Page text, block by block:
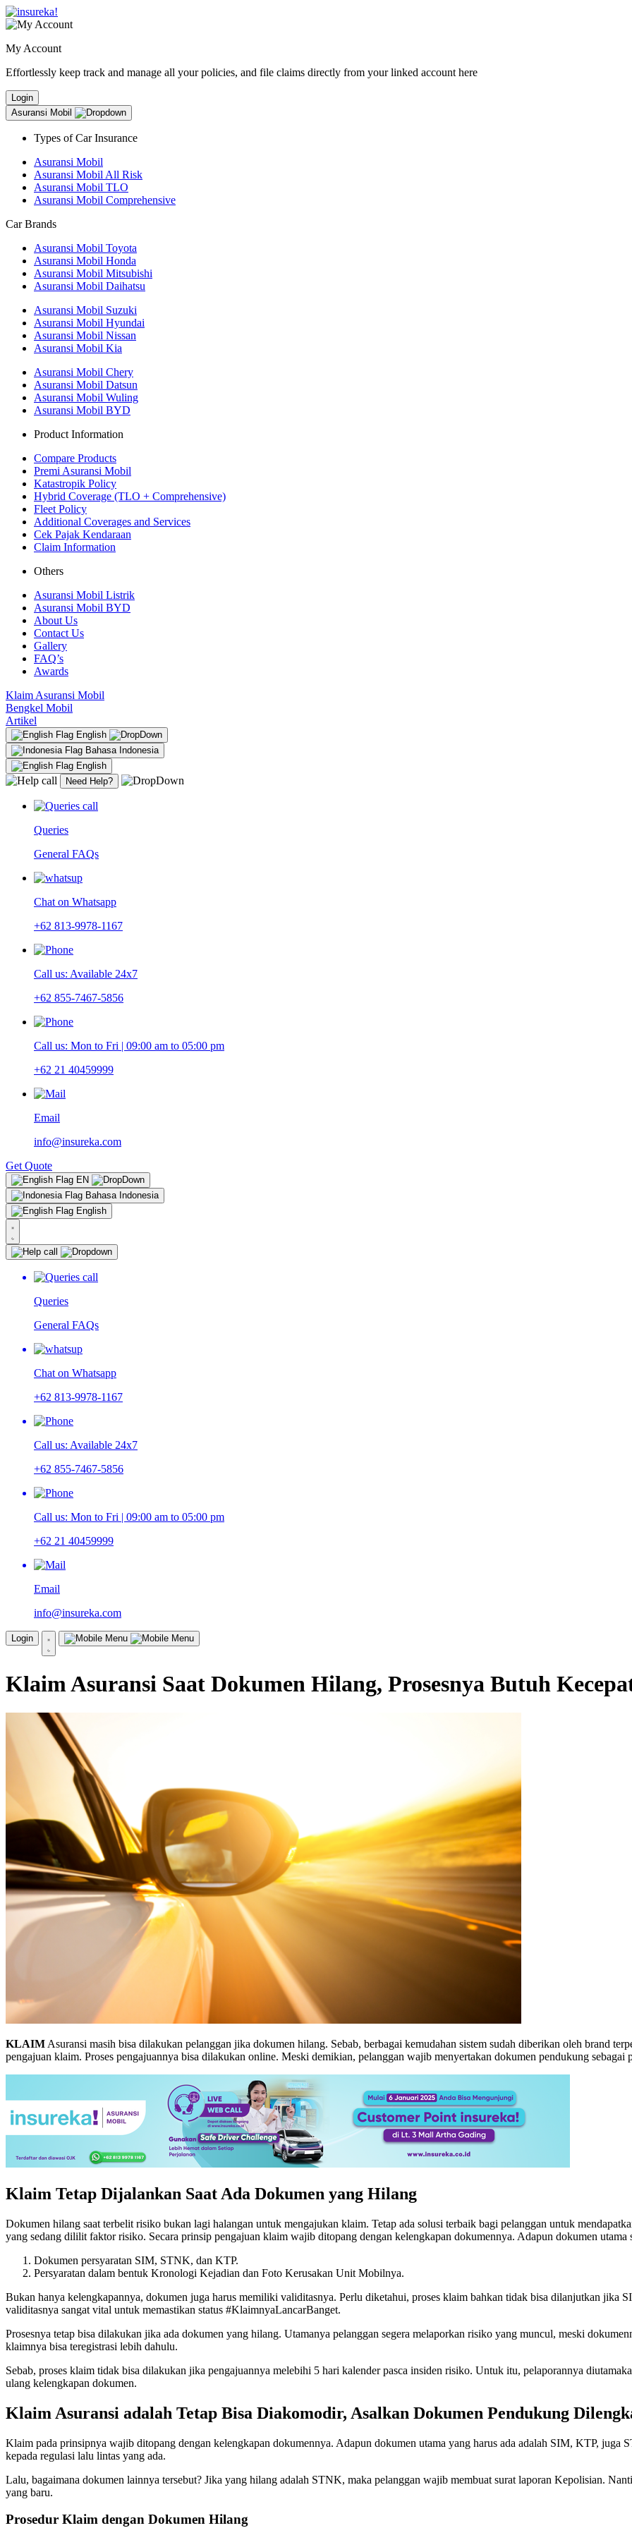
My Account
Effortlessly keep track and manage all your policies, and file claims directly from your linked account here
Login
Asuransi Mobil
Types of Car Insurance
Asuransi Mobil
Asuransi Mobil All Risk
Asuransi Mobil TLO
Asuransi Mobil Comprehensive
Car Brands
Asuransi Mobil Toyota
Asuransi Mobil Honda
Asuransi Mobil Mitsubishi
Asuransi Mobil Daihatsu
Asuransi Mobil Suzuki
Asuransi Mobil Hyundai
Asuransi Mobil Nissan
Asuransi Mobil Kia
Asuransi Mobil Chery
Asuransi Mobil Datsun
Asuransi Mobil Wuling
Asuransi Mobil BYD
Product Information
Compare Products
Premi Asuransi Mobil
Katastropik Policy
Hybrid Coverage (TLO + Comprehensive)
Fleet Policy
Additional Coverages and Services
Cek Pajak Kendaraan
Claim Information
Others
Asuransi Mobil Listrik
Asuransi Mobil BYD
About Us
Contact Us
Gallery
FAQ’s
Awards
Klaim Asuransi Mobil
Bengkel Mobil
Artikel
English
Bahasa Indonesia
English
Need Help?
Queries
General FAQs
Chat on Whatsapp
+62 813-9978-1167
Call us: Available 24x7
+62 855-7467-5856
Call us: Mon to Fri | 09:00 am to 05:00 pm
+62 21 40459999
Email
info@insureka.com
Get Quote
EN
Bahasa Indonesia
English
Queries
General FAQs
Chat on Whatsapp
+62 813-9978-1167
Call us: Available 24x7
+62 855-7467-5856
Call us: Mon to Fri | 09:00 am to 05:00 pm
+62 21 40459999
Email
info@insureka.com
Login
Klaim Asuransi Saat Dokumen Hilang, Prosesnya Butuh
KLAIM Asuransi masih bisa dilakukan pelanggan jika dokumen hilang. Sebab, berbagai kemudahan sistem sudah diberikan oleh brand
pengajuan klaim. Proses pengajuannya bisa dilakukan online. Meski demikian, pelanggan wajib menyertakan dokumen pendukung sebagai
Klaim Tetap Dijalankan Saat Ada Dokumen yang Hilang
Dokumen hilang saat terbelit risiko bukan lagi halangan untuk mengajukan klaim. Tetap ada solusi terbaik bagi pelanggan untuk
yang sedang dililit faktor risiko. Secara prinsip pengajuan klaim wajib ditopang dengan kelengkapan dokumennya. Adapun dokumen utama
Dokumen persyaratan SIM, STNK, dan KTP.
Persyaratan dalam bentuk Kronologi Kejadian dan Foto Kerusakan Unit Mobilnya.
Bukan hanya kelengkapannya, dokumen juga harus memiliki validitasnya. Perlu diketahui, proses klaim bahkan tidak bisa dilanjutkan jika
validitasnya sangat vital untuk memastikan status #KlaimnyaLancarBanget.
Prosesnya tetap bisa dilakukan jika ada dokumen yang hilang. Utamanya pelanggan segera melaporkan risiko yang muncul, meski
klaimnya bisa teregistrasi lebih dahulu.
Sebab, proses klaim tidak bisa dilakukan jika pengajuannya melebihi 5 hari kalender pasca insiden risiko. Untuk itu, pelaporannya
ulang kelengkapan dokumen.
Klaim Asuransi adalah Tetap Bisa Diakomodir, Asalkan Dokumen Pendukung
Klaim pada prinsipnya wajib ditopang dengan kelengkapan dokumennya. Adapun dokumen utama yang harus ada adalah SIM, KTP, juga
kepada regulasi lalu lintas yang ada.
Lalu, bagaimana dokumen lainnya tersebut? Jika yang hilang adalah STNK, maka pelanggan wajib membuat surat laporan Kepolisian.
yang baru.
Prosedur Klaim dengan Dokumen Hilang